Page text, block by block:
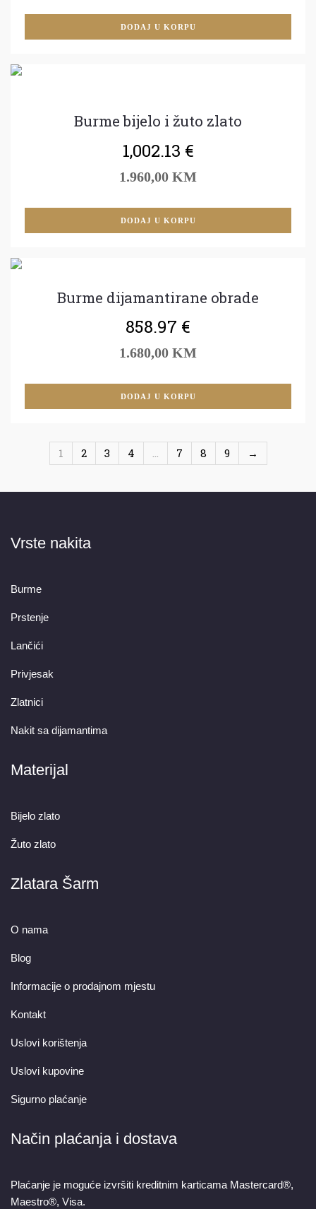
DODAJ U KORPU
Burme bijelo i žuto zlato
1,002.13 €
1.960,00 KM
DODAJ U KORPU
Burme dijamantirane obrade
858.97 €
1.680,00 KM
DODAJ U KORPU
1 2 3 4 … 7 8 9 →
Vrste nakita
Burme
Prstenje
Lančići
Privjesak
Zlatnici
Nakit sa dijamantima
Materijal
Bijelo zlato
Žuto zlato
Zlatara Šarm
O nama
Blog
Informacije o prodajnom mjestu
Kontakt
Uslovi korištenja
Uslovi kupovine
Sigurno plaćanje
Način plaćanja i dostava
Plaćanje je moguće izvršiti kreditnim karticama Mastercard®,
Maestro®, Visa.